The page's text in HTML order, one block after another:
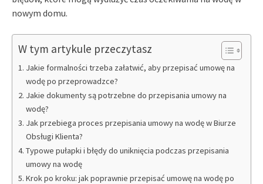
nowym domu.
W tym artykule przeczytasz
Jakie formalności trzeba załatwić, aby przepisać umowę na
wodę po przeprowadzce?
Jakie dokumenty są potrzebne do przepisania umowy na
wodę?
Jak przebiega proces przepisania umowy na wodę w Biurze
Obsługi Klienta?
Typowe pułapki i błędy do uniknięcia podczas przepisania
umowy na wodę
Krok po kroku: jak poprawnie przepisać umowę na wodę po